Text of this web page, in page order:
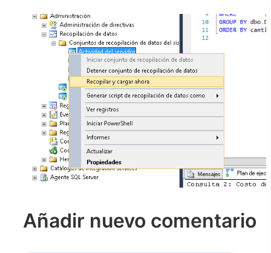
Añadir nuevo comentario